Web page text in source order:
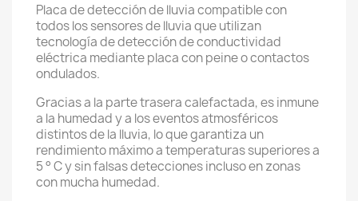
Placa de detección de lluvia compatible con
todos los sensores de lluvia que utilizan
tecnología de detección de conductividad
eléctrica mediante placa con peine o contactos
ondulados.
Gracias a la parte trasera calefactada, es inmune
a la humedad y a los eventos atmosféricos
distintos de la lluvia, lo que garantiza un
rendimiento máximo a temperaturas superiores a
5 ° C y sin falsas detecciones incluso en zonas
con mucha humedad.